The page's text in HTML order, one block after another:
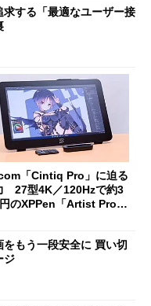
求する「最適なユーザー接
「Cintiq Pro」に迫る
27型4K／120Hzで約3
のXPPen「Artist Pro 2
をもう一段安全に 買い切
ジ